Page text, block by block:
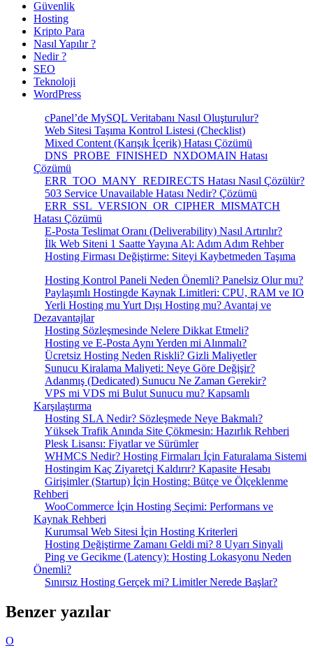
Güvenlik
Hosting
Kripto Para
Nasıl Yapılır ?
Nedir ?
SEO
Teknoloji
WordPress
cPanel’de MySQL Veritabanı Nasıl Oluşturulur?
Web Sitesi Taşıma Kontrol Listesi (Checklist)
Mixed Content (Karışık İçerik) Hatası Çözümü
DNS_PROBE_FINISHED_NXDOMAIN Hatası
Çözümü
ERR_TOO_MANY_REDIRECTS Hatası Nasıl Çözülür?
503 Service Unavailable Hatası Nedir? Çözümü
ERR_SSL_VERSION_OR_CIPHER_MISMATCH
Hatası Çözümü
E-Posta Teslimat Oranı (Deliverability) Nasıl Artırılır?
İlk Web Siteni 1 Saatte Yayına Al: Adım Adım Rehber
Hosting Firması Değiştirme: Siteyi Kaybetmeden Taşıma
Hosting Kontrol Paneli Neden Önemli? Panelsiz Olur mu?
Paylaşımlı Hostingde Kaynak Limitleri: CPU, RAM ve IO
Yerli Hosting mu Yurt Dışı Hosting mu? Avantaj ve
Dezavantajlar
Hosting Sözleşmesinde Nelere Dikkat Etmeli?
Hosting ve E-Posta Aynı Yerden mi Alınmalı?
Ücretsiz Hosting Neden Riskli? Gizli Maliyetler
Sunucu Kiralama Maliyeti: Neye Göre Değişir?
Adanmış (Dedicated) Sunucu Ne Zaman Gerekir?
VPS mi VDS mi Bulut Sunucu mu? Kapsamlı
Karşılaştırma
Hosting SLA Nedir? Sözleşmede Neye Bakmalı?
Yüksek Trafik Anında Site Çökmesin: Hazırlık Rehberi
Plesk Lisansı: Fiyatlar ve Sürümler
WHMCS Nedir? Hosting Firmaları İçin Faturalama Sistemi
Hostingim Kaç Ziyaretçi Kaldırır? Kapasite Hesabı
Girişimler (Startup) İçin Hosting: Bütçe ve Ölçeklenme
Rehberi
WooCommerce İçin Hosting Seçimi: Performans ve
Kaynak Rehberi
Kurumsal Web Sitesi İçin Hosting Kriterleri
Hosting Değiştirme Zamanı Geldi mi? 8 Uyarı Sinyali
Ping ve Gecikme (Latency): Hosting Lokasyonu Neden
Önemli?
Sınırsız Hosting Gerçek mi? Limitler Nerede Başlar?
Benzer yazılar
O